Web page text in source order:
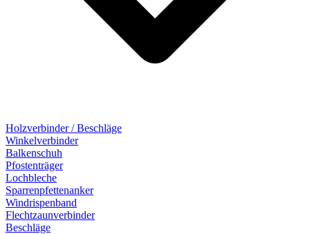
Holzverbinder / Beschläge
Winkelverbinder
Balkenschuh
Pfostenträger
Lochbleche
Sparrenpfettenanker
Windrispenband
Flechtzaunverbinder
Beschläge